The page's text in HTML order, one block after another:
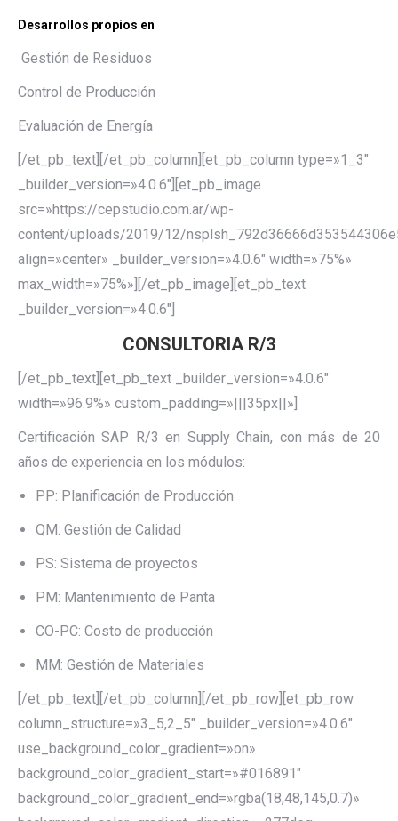
Desarrollos propios en
Gestión de Residuos
Control de Producción
Evaluación de Energía
[/et_pb_text][/et_pb_column][et_pb_column type=»1_3″
_builder_version=»4.0.6″][et_pb_image
src=»https://cepstudio.com.ar/wp-
content/uploads/2019/12/
align=»center» _builder_version=»4.0.6″ width=»75%»
max_width=»75%»][/et_pb_image][et_pb_text
_builder_version=»4.0.6″]
CONSULTORIA R/3
[/et_pb_text][et_pb_text _builder_version=»4.0.6″
width=»96.9%» custom_padding=»|||35px||»]
Certificación SAP R/3 en Supply Chain, con más de 20
años de experiencia en los módulos:
PP: Planificación de Producción
QM: Gestión de Calidad
PS: Sistema de proyectos
PM: Mantenimiento de Panta
CO-PC: Costo de producción
MM: Gestión de Materiales
[/et_pb_text][/et_pb_column][/et_pb_row][et_pb_row
column_structure=»3_5,2_5″ _builder_version=»4.0.6″
use_background_color_gradient=»on»
background_color_gradient_start=»#016891″
background_color_gradient_end=»rgba(18,48,145,0.7)»